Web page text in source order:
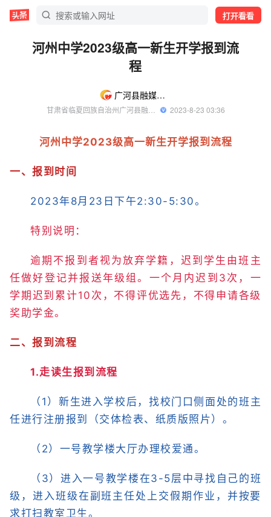
打开看看
河州中学2023级高一新生开学报到流
程
广河县融媒体中心
  2023-8-23 03:36
河州中学2023级高一新生开学报到流程
一、报到时间
2023年8月23日下午2:30-5:30。
特别说明：
逾期不报到者视为放弃学籍，迟到学生由班主
任做好登记并报送年级组。一个月内迟到3次，一
学期迟到累计10次，不得评优选先，不得申请各级
奖助学金。
二、报到流程
1.走读生报到流程
（1）新生进入学校后，找校门口侧面处的班主
任进行注册报到（交体检表、纸质版照片）。
（2）一号教学楼大厅办理校爱通。
（3）进入一号教学楼在3-5层中寻找自己的班
级，进入班级在副班主任处上交假期作业，并按要
求打扫教室卫生。